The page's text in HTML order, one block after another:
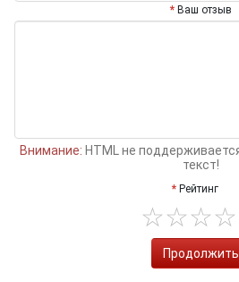
Ваш отзыв
Внимание: HTML не
текст!
Рейтинг
Продолжить